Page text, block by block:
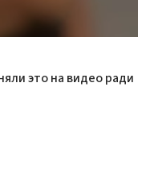
это на видео ради